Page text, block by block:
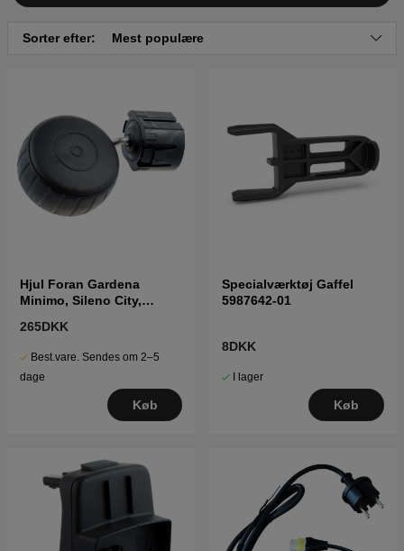
Sorter efter: Mest populære
Hjul Foran Gardena
Minimo, Sileno City,
265DKK
Best.vare. Sendes om 2–5
dage
Køb
Specialværktøj Gaffel
5987642-01
8DKK
I lager
Køb